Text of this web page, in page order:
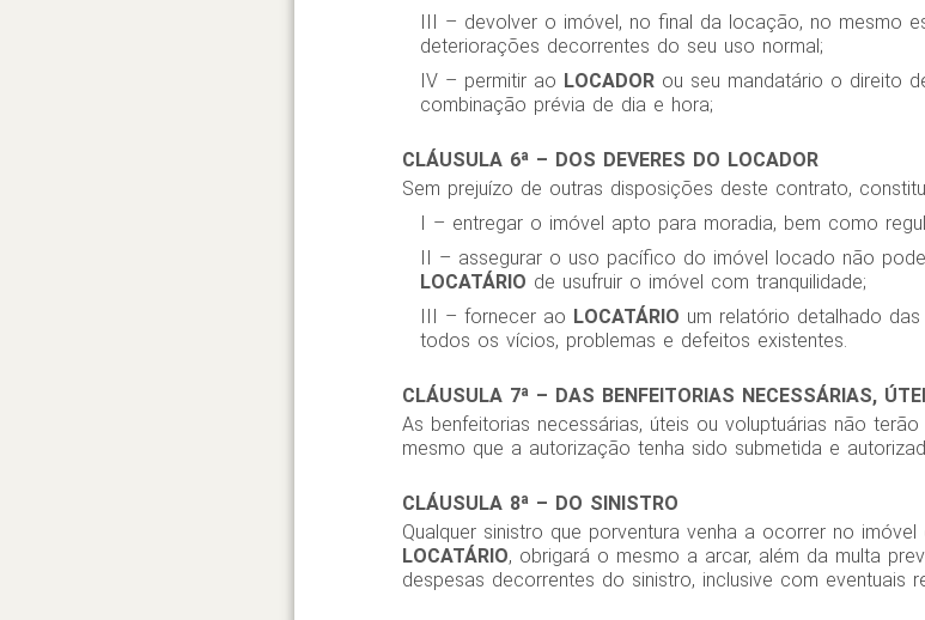
III – devolver o imóvel, no final da locação, no mesmo
deteriorações decorrentes do seu uso normal;
IV – permitir ao LOCADORou seu mandatário o direito
combinação prévia de dia e hora;
CLÁUSULA 6ª – DOS DEVERES DO LOCADOR
Sem prejuízo de outras disposições deste contrato,
I – entregar o imóvel apto para moradia, bem como
II – assegurar o uso pacífico do imóvel locado não
LOCATÁRIO de usufruir o imóvel com tranquilidade;
III – fornecer ao LOCATÁRIO um relatório detalhado
todos os vícios, problemas e defeitos existentes.
CLÁUSULA 7ª – DAS BENFEITORIAS NECESSÁRIAS,
As benfeitorias necessárias, úteis ou voluptuárias não
mesmo que a autorização tenha sido submetida e
CLÁUSULA 8ª – DO SINISTRO
Qualquer sinistro que porventura venha a ocorrer no
LOCATÁRIO, obrigará o mesmo a arcar, além da multa
despesas decorrentes do sinistro, inclusive com eventuais